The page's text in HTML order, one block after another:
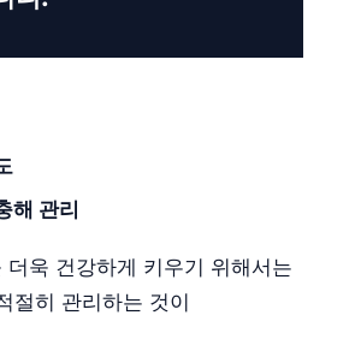
해 관리
더욱 건강하게 키우기 위해서는
절히 관리하는 것이